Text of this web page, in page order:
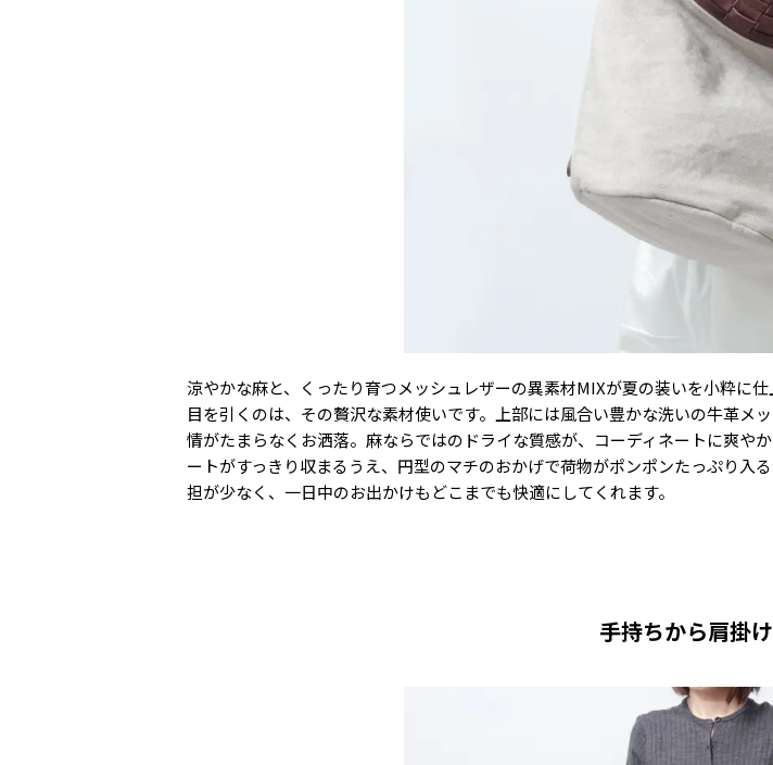
涼やかな麻と、くったり育つメッシュレザーの異素材MIXが夏の装いを小粋に
目を引くのは、その贅沢な素材使いです。上部には風合い豊かな洗いの牛革メ
情がたまらなくお洒落。麻ならではのドライな質感が、コーディネートに爽や
ートがすっきり収まるうえ、円型のマチのおかげで荷物がポンポンたっぷり入
担が少なく、一日中のお出かけもどこまでも快適にしてくれます。
手持ちから肩掛